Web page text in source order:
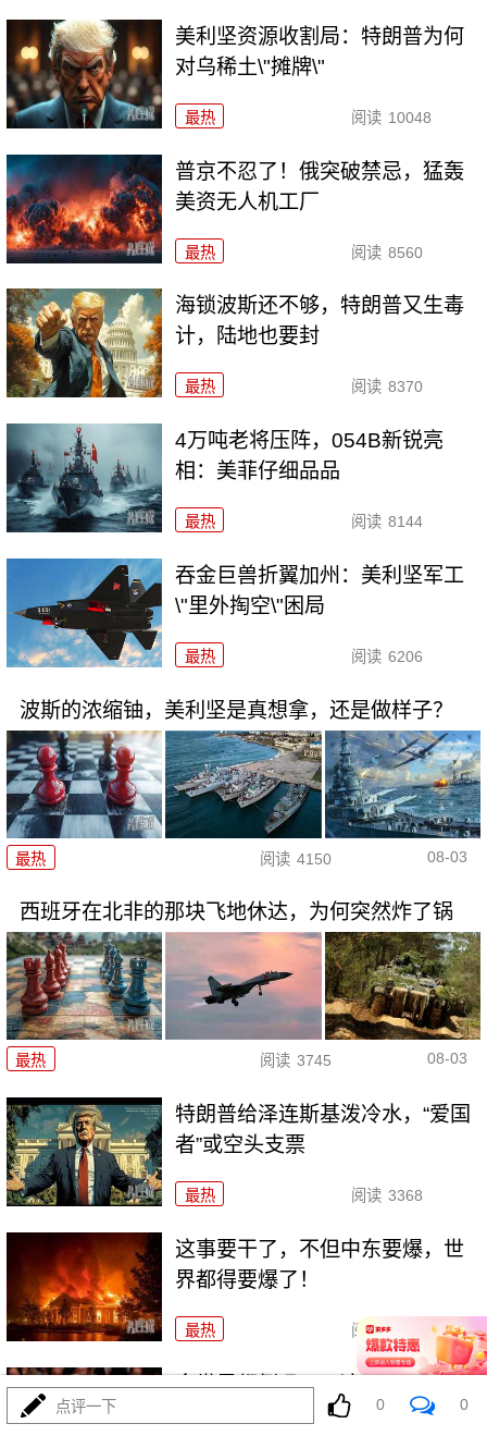
美利坚资源收割局：特朗普为何
对乌稀土\"摊牌\"
最热 阅读 10048
普京不忍了！俄突破禁忌，猛轰
美资无人机工厂
最热 阅读 8560
海锁波斯还不够，特朗普又生毒
计，陆地也要封
最热 阅读 8370
4万吨老将压阵，054B新锐亮
相：美菲仔细品品
最热 阅读 8144
吞金巨兽折翼加州：美利坚军工
\"里外掏空\"困局
最热 阅读 6206
波斯的浓缩铀，美利坚是真想拿，还是做样子？
最热 阅读 4150 08-03
西班牙在北非的那块飞地休达，为何突然炸了锅
最热 阅读 3745 08-03
特朗普给泽连斯基泼冷水，“爱国
者”或空头支票
最热 阅读 3368
这事要干了，不但中东要爆，世
界都得要爆了！
最热 阅读 19155
全世界都倒吸一口凉气，特朗普
却在家偷偷P图？
点评一下 0 0